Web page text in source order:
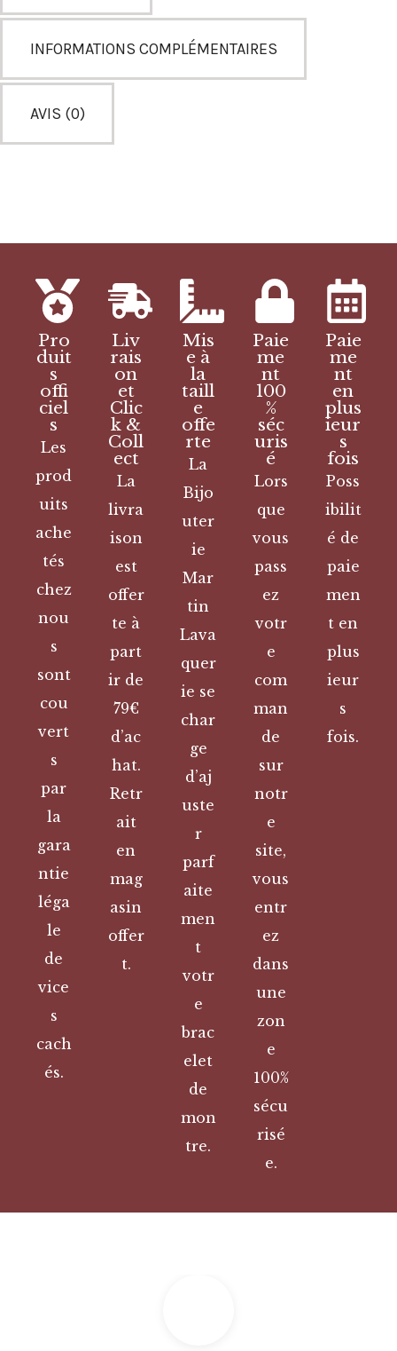
INFORMATIONS COMPLÉMENTAIRES
AVIS (0)
Pro
duit
s
offi
ciel
s
Les
prod
uits
ache
tés
chez
nou
s
sont
cou
vert
s
par
la
gara
ntie
léga
le
de
vice
s
cach
és.
Liv
rais
on
et
Clic
k &
Coll
ect
La
livra
ison
est
offer
te à
part
ir de
79€
d’ac
hat.
Retr
ait
en
mag
asin
offer
t.
Mis
e à
la
taill
e
offe
rte
La
Bijo
uter
ie
Mar
tin
Lava
quer
ie se
char
ge
d’aj
uste
r
parf
aite
men
t
votr
e
brac
elet
de
mon
tre.
Paie
me
nt
100
%
séc
uris
é
Lors
que
vous
pass
ez
votr
e
com
man
de
sur
notr
e
site,
vous
entr
ez
dans
une
zon
e
100%
sécu
risé
e.
Paie
me
nt
en
plus
ieur
s
fois
Poss
ibilit
é de
paie
men
t en
plus
ieur
s
fois.